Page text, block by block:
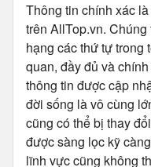
Thông tin chính xác
trên AllTop.vn.
hạng các thứ tự trong
quan, đầy đủ và
thông tin được cập
đời sống là vô cùng
cũng có thể bị thay
được sàng lọc kỹ
lĩnh vực cũng không